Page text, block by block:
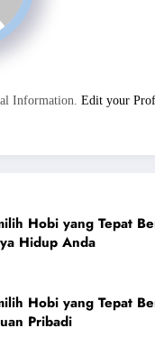
Information. Edit your
Hobi yang Tepat
Hidup Anda
Hobi yang Tepat
Pribadi